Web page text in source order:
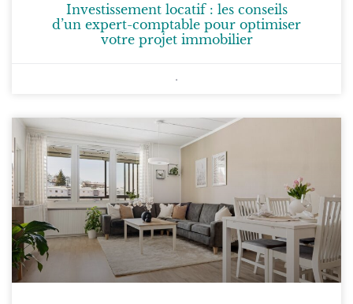
Investissement locatif : les conseils
d’un expert-comptable pour optimiser
votre projet immobilier